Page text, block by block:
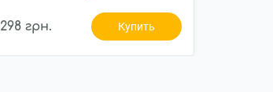
298 грн. Купить